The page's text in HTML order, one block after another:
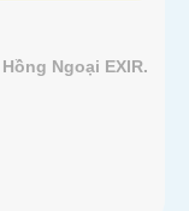
Ngoại EXIR.